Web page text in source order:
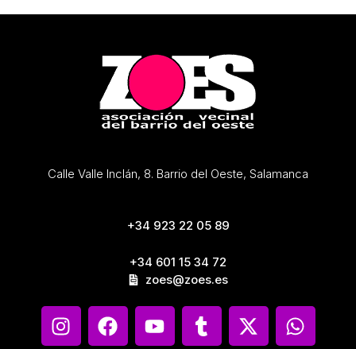
Calle Valle Inclán, 8. Barrio del Oeste, Salamanca
+34 923 22 05 89
+34 601 15 34 72
zoes@zoes.es